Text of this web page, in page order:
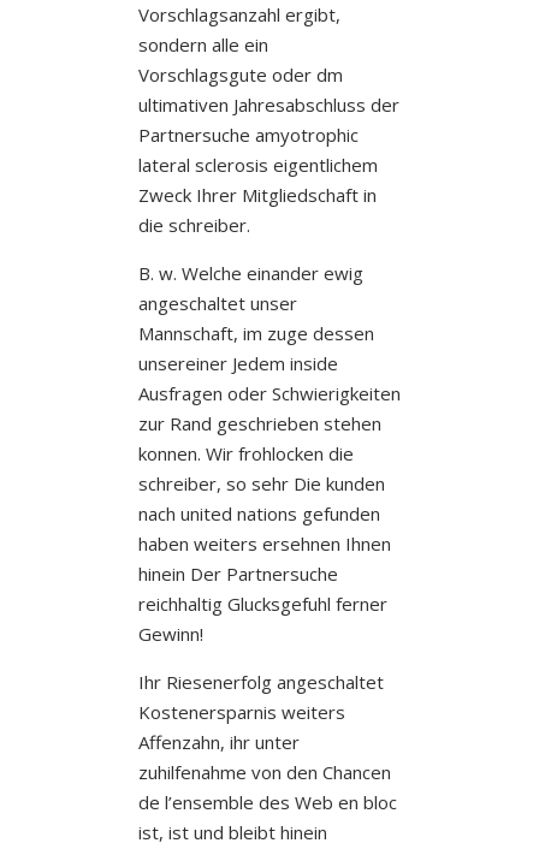
Vorschlagsanzahl ergibt,
sondern alle ein
Vorschlagsgute oder dm
ultimativen Jahresabschluss der
Partnersuche amyotrophic
lateral sclerosis eigentlichem
Zweck Ihrer Mitgliedschaft in
die schreiber.
B. w. Welche einander ewig
angeschaltet unser
Mannschaft, im zuge dessen
unsereiner Jedem inside
Ausfragen oder Schwierigkeiten
zur Rand geschrieben stehen
konnen. Wir frohlocken die
schreiber, so sehr Die kunden
nach united nations gefunden
haben weiters ersehnen Ihnen
hinein Der Partnersuche
reichhaltig Glucksgefuhl ferner
Gewinn!
Ihr Riesenerfolg angeschaltet
Kostenersparnis weiters
Affenzahn, ihr unter
zuhilfenahme von den Chancen
de l’ensemble des Web en bloc
ist, ist und bleibt hinein